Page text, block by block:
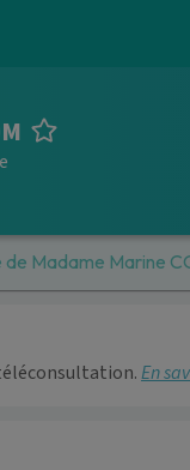
Madame Marine
En